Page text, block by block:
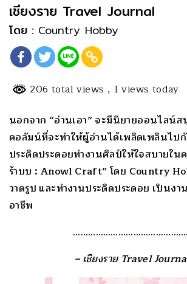
เชียงราย Travel Journal
โดย : Country Hobby
206 total views , 1 views today
นอกจาก “อ่านเอา” จะมีนิยายออนไลน์ส
คอลัมน์ที่จะทำให้ผู้อ่านได้เพลิดเพลินไป
ประดิดประดอยทำงานศิลป์ให้ใจสบายใน
ร้าบบ : Anowl Craft” โดย Country
วาดรูป และทำงานประดิดประดอย เป็นงา
อาชีพ
– เชียงราย Travel